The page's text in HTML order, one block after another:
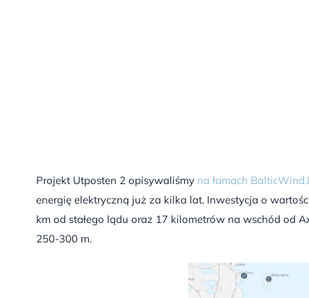
Projekt Utposten 2 opisywaliśmy na łamach
energię elektryczną już za kilka lat. Inwestycja o
km od stałego lądu oraz 17 kilometrów na wschód od
250-300 m.